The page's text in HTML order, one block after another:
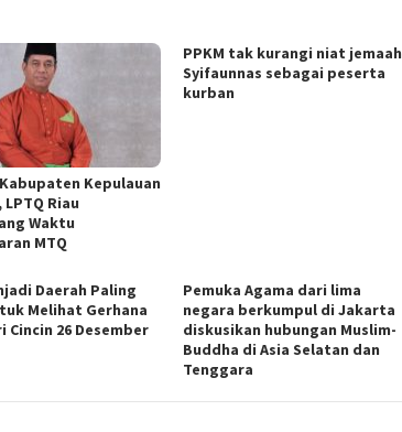
Kepulauan
Riau
Waktu
MTQ
PPKM tak kurangi niat jemaah
Syifaunnas sebagai peserta
kurban
Daerah Paling
Melihat Gerhana
Cincin 26 Desember
Pemuka Agama dari lima
negara berkumpul di Jakarta
diskusikan hubungan Muslim-
Buddha di Asia Selatan dan
Tenggara